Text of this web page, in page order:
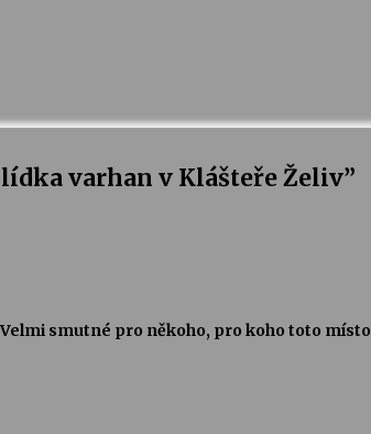
varhan v Klášteře Želiv”
smutné pro někoho, pro koho toto místo